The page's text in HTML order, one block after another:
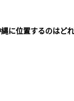
に位置するのはど